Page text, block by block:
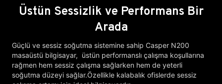
Üstün Sessizlik ve Performans Bir
Arada
Güçlü ve sessiz soğutma sistemine sahip Casper N200
masaüstü bilgisayar, üstün performanslı çalışma koşullarına
rağmen hem sessiz çalışma sağlarken hem de yeterli
soğutma düzeyi sağlar.Özellikle kalabalık ofislerde sessiz